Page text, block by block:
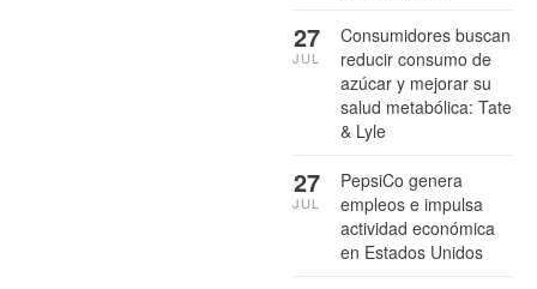
Consumidores buscan
reducir consumo de
azúcar y mejorar su
salud metabólica: Tate
& Lyle
27
JUL
PepsiCo genera
empleos e impulsa
actividad económica
en Estados Unidos
27
JUL